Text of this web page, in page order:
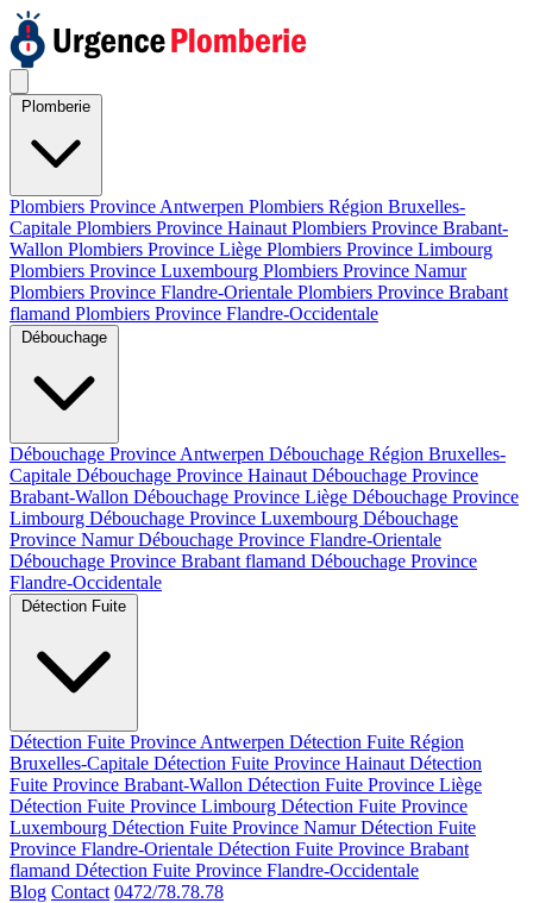
Plombiers Province Antwerpen Plombiers Région Bruxelles-
Capitale Plombiers Province Hainaut Plombiers Province Brabant-
Wallon Plombiers Province Liège Plombiers Province Limbourg
Plombiers Province Luxembourg Plombiers Province Namur
Plombiers Province Flandre-Orientale Plombiers Province Brabant
flamand Plombiers Province Flandre-Occidentale
Débouchage Province Antwerpen Débouchage Région Bruxelles-
Capitale Débouchage Province Hainaut Débouchage Province
Brabant-Wallon Débouchage Province Liège Débouchage Province
Limbourg Débouchage Province Luxembourg Débouchage
Province NamurDébouchage Province Flandre-Orientale
Débouchage Province Brabant flamand Débouchage Province
Flandre-Occidentale
Détection Fuite Province Antwerpen Détection Fuite Région
Bruxelles-Capitale Détection Fuite Province Hainaut Détection
Fuite Province Brabant-Wallon Détection Fuite Province Liège
Détection Fuite Province Limbourg Détection Fuite Province
Luxembourg Détection Fuite Province NamurDétection Fuite
Province Flandre-Orientale Détection Fuite Province Brabant
flamand Détection Fuite Province Flandre-Occidentale
Blog Contact 0472/78.78.78